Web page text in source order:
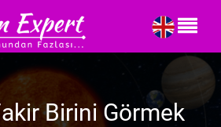
Birini Görmek